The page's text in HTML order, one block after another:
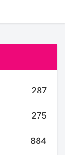
287
275
884